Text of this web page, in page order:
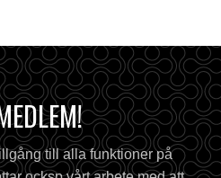
till alla funktioner på